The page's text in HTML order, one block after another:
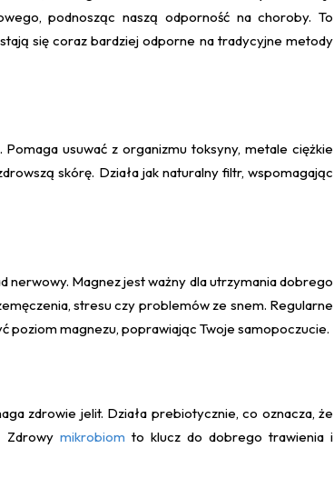
podnosząc naszą odporność na choroby. To
się coraz bardziej odporne na tradycyjne metody
usuwać z organizmu toksyny, metale ciężkie
skórę. Działa jak naturalny filtr, wspomagając
nerwowy. Magnez jest ważny dla utrzymania dobrego
stresu czy problemów ze snem. Regularne
poziom magnezu, poprawiając Twoje samopoczucie.
zdrowie jelit. Działa prebiotycznie, co oznacza, że
Zdrowy mikrobiom to klucz do dobrego trawienia i